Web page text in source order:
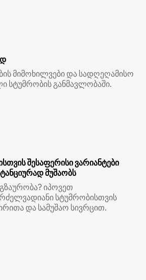
მიმოხილვები და სადღეღამისო
სტუმრობის განმავლობაში.
შესაფერისი ვარიანტები
მუშაობს
იპოვეთ
სტუმრობისთვის
და სამუშაო სივრცით.